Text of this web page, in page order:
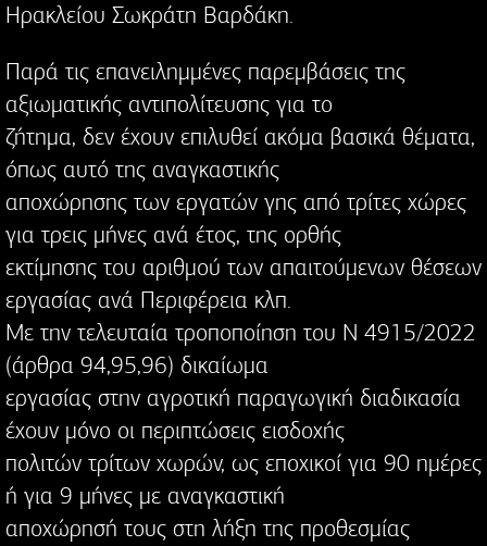
Ηρακλείου Σωκράτη Βαρδάκη.
Παρά τις επανειλημμένες παρεμβάσεις της
αξιωματικής αντιπολίτευσης για το
ζήτημα, δεν έχουν επιλυθεί ακόμα βασικά θέματα,
όπως αυτό της αναγκαστικής
αποχώρησης των εργατών γης από τρίτες χώρες
για τρεις μήνες ανά έτος, της ορθής
εκτίμησης του αριθμού των απαιτούμενων θέσεων
εργασίας ανά Περιφέρεια κλπ.
Με την τελευταία τροποποίηση του Ν 4915/2022
(άρθρα 94,95,96) δικαίωμα
εργασίας στην αγροτική παραγωγική διαδικασία
έχουν μόνο οι περιπτώσεις εισδοχής
πολιτών τρίτων χωρών, ως εποχικοί για 90 ημέρες
ή για 9 μήνες με αναγκαστική
αποχώρησή τους στη λήξη της προθεσμίας